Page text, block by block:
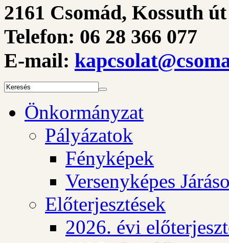
2161 Csomád, Kossuth
Telefon: 06 28 366 077
E-mail:
Önkormányzat
Pályázatok
Fényképek
Versenyképes
Előterjesztések
2026. évi